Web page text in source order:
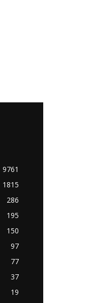
9761
1815
286
195
150
97
77
37
19